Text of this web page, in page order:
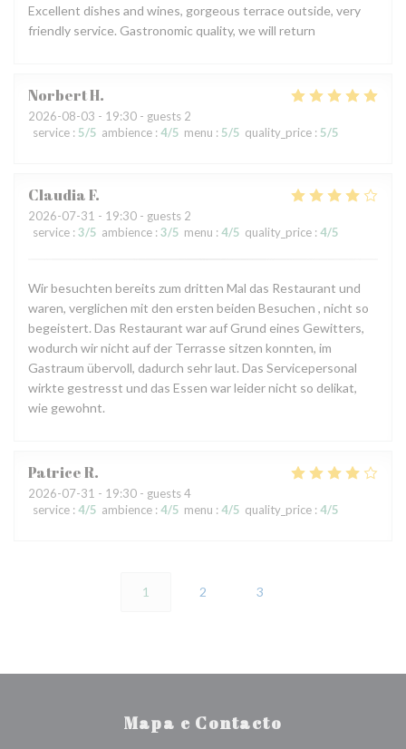
Excellent dishes and wines, gorgeous terrace outside, very
friendly service. Gastronomic quality, we will return
NorbertH
2026-08-03 - 19:30 - guests 2
service : 5/5 ambience : 4/5 menu : 5/5 quality_price : 5/5
ClaudiaF
2026-07-31 - 19:30 - guests 2
service : 3/5 ambience : 3/5 menu : 4/5 quality_price : 4/5
Wir besuchten bereits zum dritten Mal das Restaurant und
waren, verglichen mit den ersten beiden Besuchen , nicht so
begeistert. Das Restaurant war auf Grund eines Gewitters,
wodurch wir nicht auf der Terrasse sitzen konnten, im
Gastraum übervoll, dadurch sehr laut. Das Servicepersonal
wirkte gestresst und das Essen war leider nicht so delikat,
wie gewohnt.
PatriceR
2026-07-31 - 19:30 - guests 4
service : 4/5 ambience : 4/5 menu : 4/5 quality_price : 4/5
1 2 3
Mapa e Contacto